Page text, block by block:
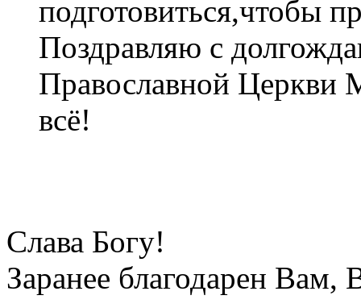
подготовиться,чтобы
Поздравляю с
Православной
всё!
Слава Богу!
Заранее благодарен